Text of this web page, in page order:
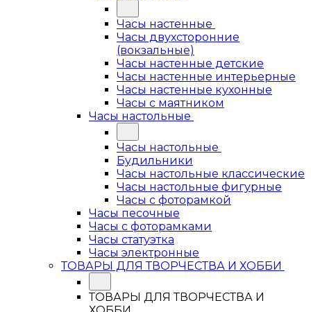
Часы настенные
Часы двухсторонние
(вокзальные)
Часы настенные детские
Часы настенные интерьерные
Часы настенные кухонные
Часы с маятником
Часы настольные
Часы настольные
Будильники
Часы настольные классические
Часы настольные фигурные
Часы с фоторамкой
Часы песочные
Часы с фоторамками
Часы статуэтка
Часы электронные
ТОВАРЫ ДЛЯ ТВОРЧЕСТВА И ХОББИ
ТОВАРЫ ДЛЯ ТВОРЧЕСТВА И